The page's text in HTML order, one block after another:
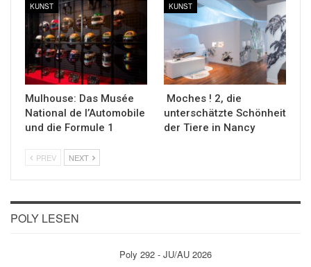
KUNST
Mulhouse: Das Musée
National de l’Automobile
und die Formule 1
KUNST
Moches ! 2, die
unterschätzte Schönheit
der Tiere in Nancy
PREV NEXT
POLY LESEN
Poly 292 - JU/AU 2026